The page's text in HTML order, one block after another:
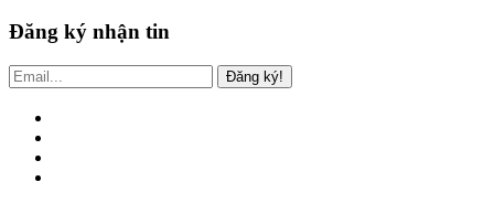
Đăng ký nhận tin
Đăng ký!